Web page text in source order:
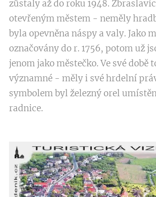
zůstaly až do roku 1948.
otevřeným městem - neměly
byla opevněna náspy a valy. Jako
označovány do r. 1756, potom už
jenom jako městečko. Ve své době
významné - měly i své hrdelní
symbolem byl železný orel
radnice.